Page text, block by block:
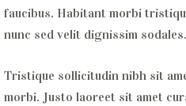
faucibus. Habitant morbi
nunc sed velit dignissim
Tristique sollicitudin nibh sit
morbi. Justo laoreet sit amet